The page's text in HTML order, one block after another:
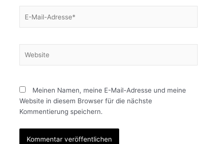
Mail-
Meinen Namen, meine E-Mail-Adresse und meine
Website in diesem Browser für die nächste
Kommentierung speichern.